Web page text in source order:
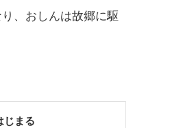
、おしんは故郷に駆
じまる